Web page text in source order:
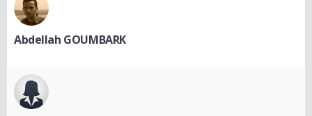
Abdellah GOUMBARK